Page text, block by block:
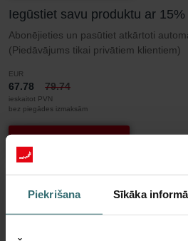
Piekrišana Sīkāka
Iegūstiet savu produktu ar 15%
Abonējieties un pasūtiet atkārtoti
(Piedāvājums tikai privātiem klientiem)
EUR
67.78 79.74
ieskaitot PVN
bez piegādes izmaksām
Vairāk informācijas par